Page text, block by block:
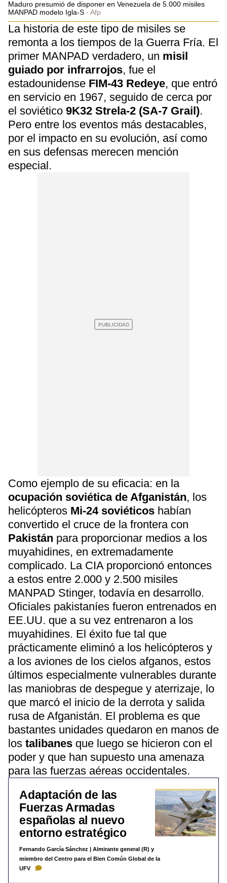
Maduro presumió de disponer en Venezuela de 5.000 misiles
MANPAD modelo Igla-S
Afp
La historia de este tipo de misiles se
remonta a los tiempos de la Guerra Fría. El
primer MANPAD verdadero, un misil
guiado por infrarrojos, fue el
estadounidense FIM-43 Redeye, que entró
en servicio en 1967, seguido de cerca por
el soviético 9K32 Strela-2 (SA-7 Grail).
Pero entre los eventos más destacables,
por el impacto en su evolución, así como
en sus defensas merecen mención
especial.
Como ejemplo de su eficacia: en la
ocupación soviética de Afganistán, los
helicópteros Mi-24 soviéticos habían
convertido el cruce de la frontera con
Pakistán para proporcionar medios a los
muyahidines, en extremadamente
complicado. La CIA proporcionó entonces
a estos entre 2.000 y 2.500 misiles
MANPAD Stinger, todavía en desarrollo.
Oficiales pakistaníes fueron entrenados en
EE.UU. que a su vez entrenaron a los
muyahidines. El éxito fue tal que
prácticamente eliminó a los helicópteros y
a los aviones de los cielos afganos, estos
últimos especialmente vulnerables durante
las maniobras de despegue y aterrizaje, lo
que marcó el inicio de la derrota y salida
rusa de Afganistán. El problema es que
bastantes unidades quedaron en manos de
los talibanes que luego se hicieron con el
poder y que han supuesto una amenaza
para las fuerzas aéreas occidentales.
Adaptación de las
Fuerzas Armadas
españolas al nuevo
entorno estratégico
Fernando García Sánchez | Almirante general (R) y
miembro del Centro para el Bien Común Global de la
UFV